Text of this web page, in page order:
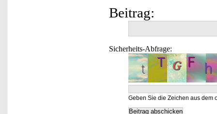
Beitrag:
Sicherheits-Abfrage:
Geben Sie die Zeichen aus dem